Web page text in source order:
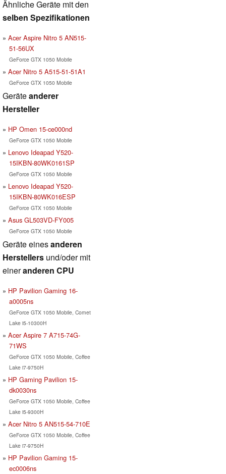
Ähnliche Geräte mit den
selben Spezifikationen
Acer Aspire Nitro 5 AN515-
51-56UX
GeForce GTX 1050 Mobile
Acer Nitro 5 A515-51-51A1
GeForce GTX 1050 Mobile
Geräteanderer
Hersteller
HP Omen 15-ce000nd
GeForce GTX 1050 Mobile
Lenovo Ideapad Y520-
15IKBN-80WK0161SP
GeForce GTX 1050 Mobile
Lenovo Ideapad Y520-
15IKBN-80WK016ESP
GeForce GTX 1050 Mobile
Asus GL503VD-FY005
GeForce GTX 1050 Mobile
Geräte einesanderen
Herstellers und/oder mit
eineranderen CPU
HP Pavilion Gaming 16-
a0005ns
GeForce GTX 1050 Mobile, Comet
Lake i5-10300H
Acer Aspire 7 A715-74G-
71WS
GeForce GTX 1050 Mobile, Coffee
Lake i7-9750H
HP Gaming Pavilion 15-
dk0030ns
GeForce GTX 1050 Mobile, Coffee
Lake i5-9300H
Acer Nitro 5 AN515-54-710E
GeForce GTX 1050 Mobile, Coffee
Lake i7-9750H
HP Pavilion Gaming 15-
ec0006ns